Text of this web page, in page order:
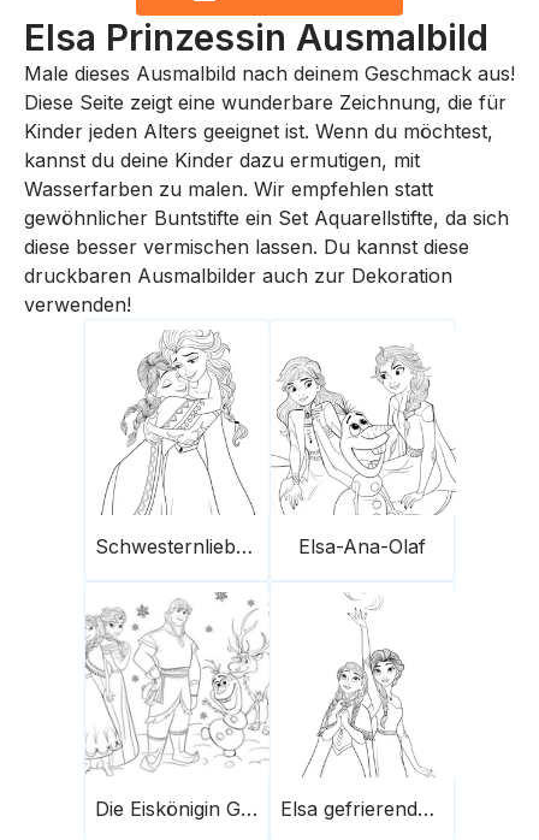
Elsa Prinzessin Ausmalbild
Male dieses Ausmalbild nach deinem Geschmack aus!
Diese Seite zeigt eine wunderbare Zeichnung, die für
Kinder jeden Alters geeignet ist. Wenn du möchtest,
kannst du deine Kinder dazu ermutigen, mit
Wasserfarben zu malen. Wir empfehlen statt
gewöhnlicher Buntstifte ein Set Aquarellstifte, da sich
diese besser vermischen lassen. Du kannst diese
druckbaren Ausmalbilder auch zur Dekoration
verwenden!
Schwesternliebe-Ana-Elsa Elsa-Ana-Olaf
Die Eiskönigin Geschichte Elsa gefrierende Kräfte